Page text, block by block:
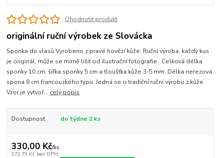
Ohodnotit produkt
originální ruční výrobek ze Slovácka
Sponka do vlasů Vyrobeno z pravé hovězí kůže. Ruční výroba, každý kus
je originál, může se mírně lišit od ilustrační fotografie. Celková délka
sponky 10 cm, šířka sponky 5 cm a tloušťka kůže 3-5 mm. Délka nerezová
spona 8 cm francouzkého typu. Jedná se o tradiční ruční výrobu z kůže.
Vzor je vytvoř... celý popis
Dostupnost do týdne 2 ks
330,00 Kč/ks
272,73 Kč bez DPH